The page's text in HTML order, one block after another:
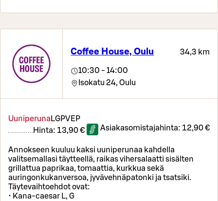
Coffee House, Oulu 34,3 km
10:30 - 14:00
Isokatu 24, Oulu
Uuniperuna LGPVEP
Hinta: 13,90 € Asiakasomistajahinta: 12,90 €
Annokseen kuuluu kaksi uuniperunaa kahdella
valitsemallasi täytteellä, raikas vihersalaatti sisälten
grillattua paprikaa, tomaattia, kurkkua sekä
auringonkukanversoa, jyvävehnäpatonki ja tsatsiki.
Täytevaihtoehdot ovat:
• Kana-caesar L, G